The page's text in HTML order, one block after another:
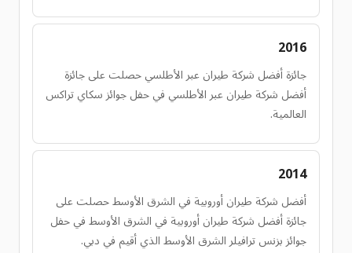
2016
جائزة أفضل شركة طيران عبر الأطلسي حصلت على جائزة
أفضل شركة طيران عبر الأطلسي في حفل جوائز سكاي تراكس
العالمية.
2014
أفضل شركة طيران أوروبية في الشرق الأوسط حصلت على
جائزة أفضل شركة طيران أوروبية في الشرق الأوسط في حفل
جوائز بزنس ترافيلر الشرق الأوسط الذي أقيم في دبي.